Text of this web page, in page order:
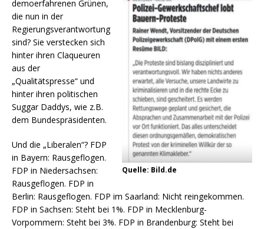
Quelle: Bild.de
demoerfahrenen Grünen,
die nun in der
Regierungsverantwortung
sind? Sie verstecken sich
hinter ihren Claqueuren
aus der
„Qualitätspresse“ und
hinter ihren politischen
Suggar Daddys, wie z.B.
dem Bundespräsidenten.
Und die „Liberalen“? FDP
in Bayern: Rausgeflogen.
FDP in Niedersachsen:
Rausgeflogen. FDP in
Berlin: Rausgeflogen. FDP im Saarland: Nicht reingekommen.
FDP in Sachsen: Steht bei 1%. FDP in Mecklenburg-
Vorpommern: Steht bei 3%. FDP in Brandenburg: Steht bei